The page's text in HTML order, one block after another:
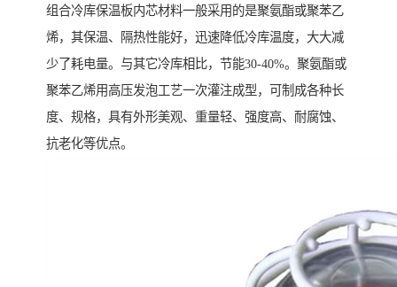
组合冷库保温板内芯材料一般采用的是聚氨酯或聚苯乙
烯，其保温、隔热性能好，迅速降低冷库温度，大大减
少了耗电量。与其它冷库相比，节能30-40%。聚氨酯或
聚苯乙烯用高压发泡工艺一次灌注成型，可制成各种长
度、规格，具有外形美观、重量轻、强度高、耐腐蚀、
抗老化等优点。